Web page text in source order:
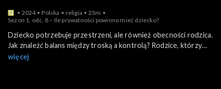
2024 Polska religia
23m
Sezon 1, odc. 8 – Ile prywatności powinno mieć dziecko?
Dziecko potrzebuje przestrzeni, ale również obecności rodzica.
Jak znaleźć balans między troską a kontrolą? Rodzice, którzy
budują relację opartą na zaufaniu, uczą dzieci odpowiedzialności
więcej